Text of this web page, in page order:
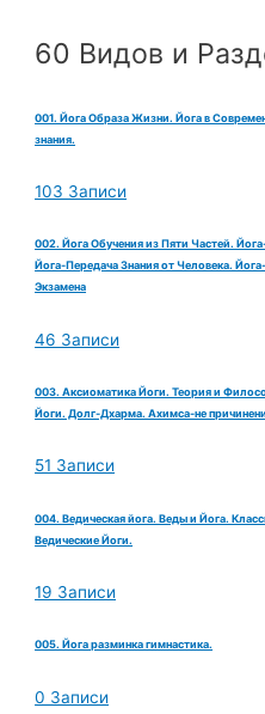
60 Видов и
001. Йога Образа Жизни. Йога в
знания.
103 Записи
002. Йога Обучения из Пяти Частей.
Йога-Передача Знания от Человека.
Экзамена
46 Записи
003. Аксиоматика Йоги. Теория и
Йоги. Долг-Дхарма. Ахимса-не
51 Записи
004. Ведическая йога. Веды и Йога.
Ведические Йоги.
19 Записи
005. Йога разминка гимнастика.
0 Записи